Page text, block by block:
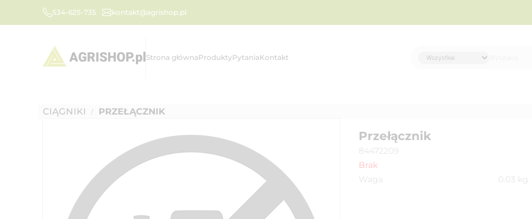
534-625-735 kontakt@agrishop.pl
Strona głównaProduktyPytaniaKontakt
CIĄGNIKI / PRZEŁĄCZNIK
Przełącznik
84472209
Brak
Waga
0.03 kg